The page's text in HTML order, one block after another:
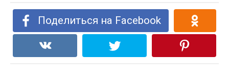
Поделиться на Facebook